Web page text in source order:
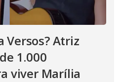
Versos? Atriz
1.000
viver Marília